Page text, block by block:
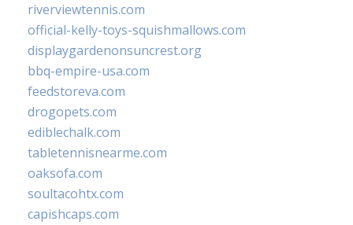
riverviewtennis.com
official-kelly-toys-squishmallows.com
displaygardenonsuncrest.org
bbq-empire-usa.com
feedstoreva.com
drogopets.com
ediblechalk.com
tabletennisnearme.com
oaksofa.com
soultacohtx.com
capishcaps.com